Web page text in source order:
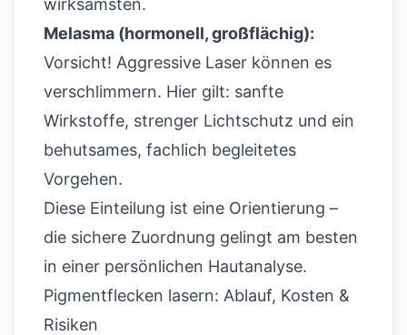
wirksamsten.
Melasma (hormonell, großflächig):
Vorsicht! Aggressive Laser können es
verschlimmern. Hier gilt: sanfte
Wirkstoffe, strenger Lichtschutz und ein
behutsames, fachlich begleitetes
Vorgehen.
Diese Einteilung ist eine Orientierung –
die sichere Zuordnung gelingt am besten
in einer persönlichen Hautanalyse.
Pigmentflecken lasern: Ablauf, Kosten &
Risiken